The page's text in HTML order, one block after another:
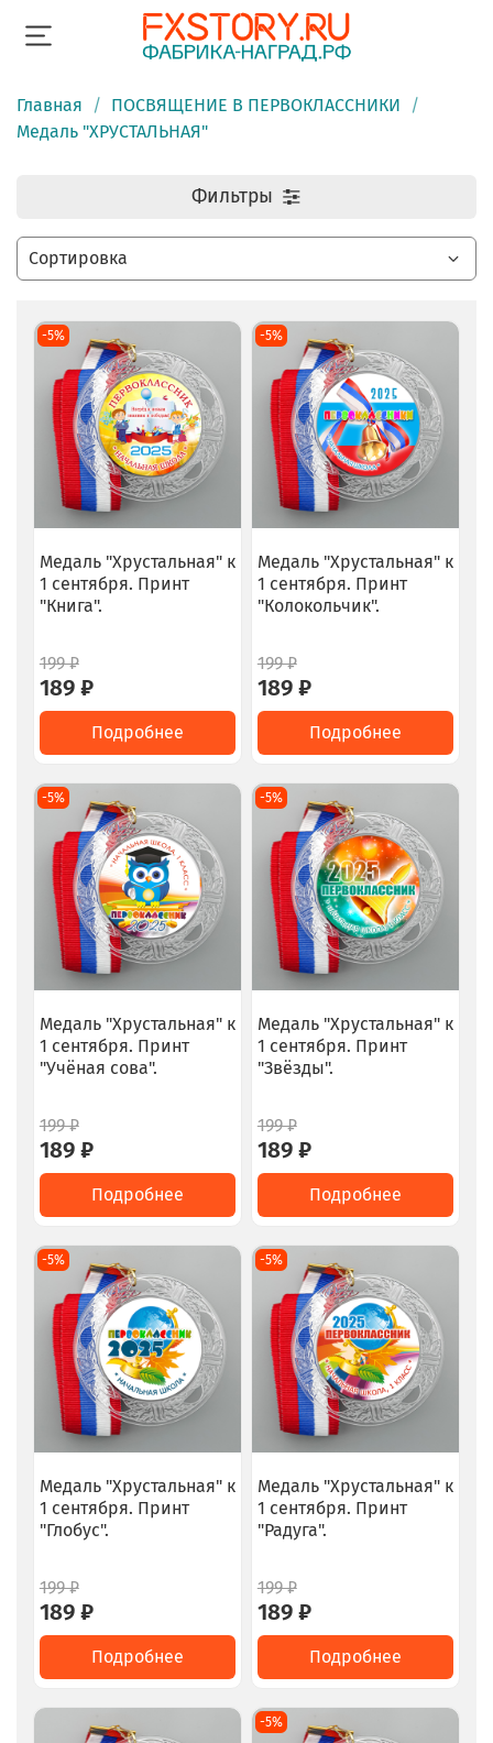
Главная
ПОСВЯЩЕНИЕ В ПЕРВОКЛАССНИКИ
Медаль "ХРУСТАЛЬНАЯ"
Фильтры
-5%
Медаль "Хрустальная" к
1 сентября. Принт
"Книга".
199 ₽
189 ₽
Подробнее
-5%
Медаль "Хрустальная" к
1 сентября. Принт
"Колокольчик".
199 ₽
189 ₽
Подробнее
-5%
Медаль "Хрустальная" к
1 сентября. Принт
"Учёная сова".
199 ₽
189 ₽
Подробнее
-5%
Медаль "Хрустальная" к
1 сентября. Принт
"Звёзды".
199 ₽
189 ₽
Подробнее
-5%
Медаль "Хрустальная" к
1 сентября. Принт
"Глобус".
199 ₽
189 ₽
Подробнее
-5%
Медаль "Хрустальная" к
1 сентября. Принт
"Радуга".
199 ₽
189 ₽
Подробнее
-5%